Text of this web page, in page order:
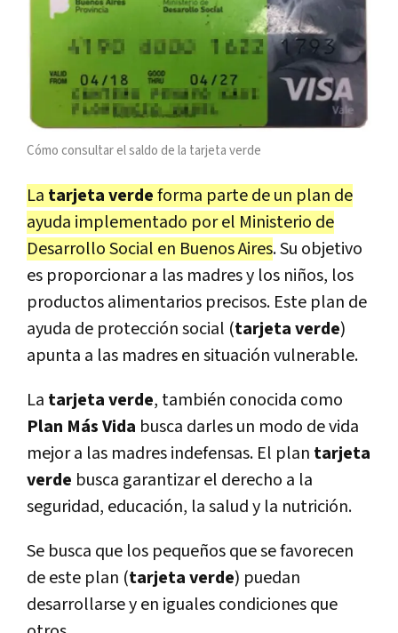
Cómo consultar el saldo de la tarjeta verde
La tarjeta verdeforma parte de un plan de
ayuda implementado por el Ministerio de
Desarrollo Social en Buenos Aires. Su objetivo
es proporcionar a las madres y los niños, los
productos alimentarios precisos. Este plan de
ayuda de protección social (tarjeta verde)
apunta a las madres en situación vulnerable.
La tarjeta verde, también conocida como
Plan Más Vida busca darles un modo de vida
mejor a las madres indefensas. El plan tarjeta
verde busca garantizar el derecho a la
seguridad, educación, la salud y la nutrición.
Se busca que los pequeños que se favorecen
de este plan (tarjeta verde) puedan
desarrollarse y en iguales condiciones que